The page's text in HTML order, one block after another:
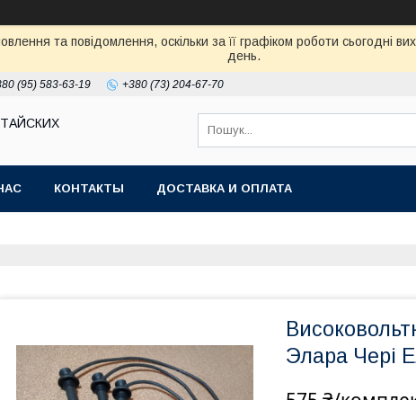
та повідомлення, оскільки за її графіком роботи сьогодні
день.
(95) 583-63-19 +380 (73) 204-67-70
КОНТАКТЫ ДОСТАВКА И ОПЛАТА
Элара Чері